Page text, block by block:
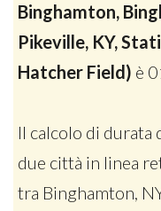
Binghamton,
Pikeville, KY,
Hatcher Field) è
Il calcolo di durata
due città in linea
tra Binghamton,